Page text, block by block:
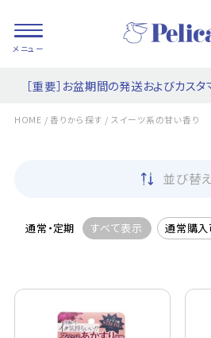
PRODUCTS/ 商品を探す
COLLECTIONS/ ブランド一
［重要］お盆期間の発送およびカス
HOME / 香りから探す / スイーツ系の甘い香り
並び替え
通常・定期 すべて表示 通常購